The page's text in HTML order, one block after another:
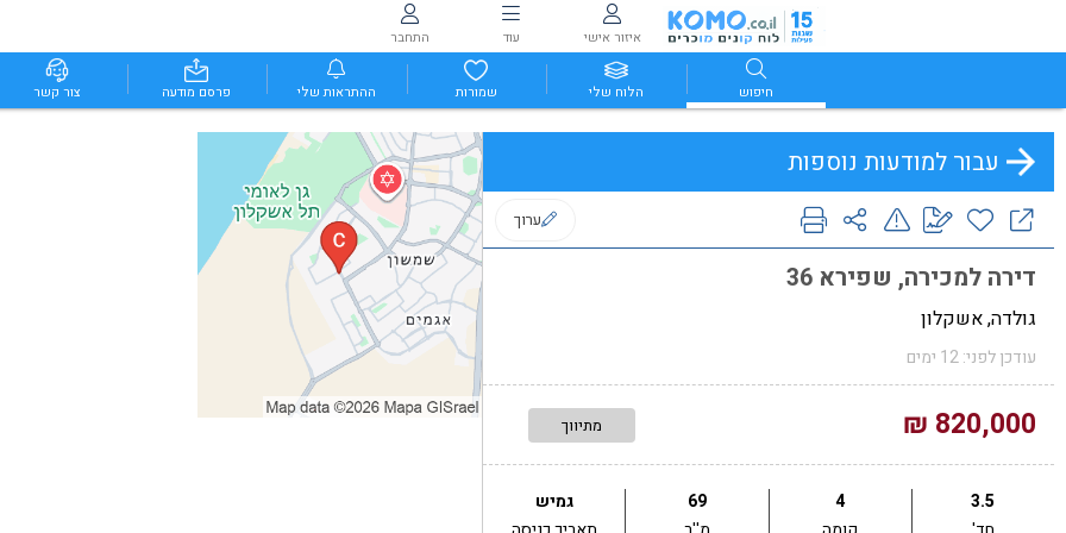
איזור אישי עוד התחבר
חיפוש הלוח שלי שמורות ההתראות שלי פרסם מודעה צור קשר
עבור למודעות נוספות
ערוך
דירה למכירה, שפירא 36
גולדה, אשקלון
עודכן לפני: 12 ימים
820,000 ₪ מתיווך
3.5
4
69
גמיש